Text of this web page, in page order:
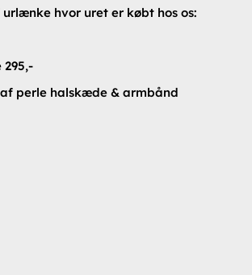
hvor uret er købt hos os:
295,-
perle halskæde & armbånd